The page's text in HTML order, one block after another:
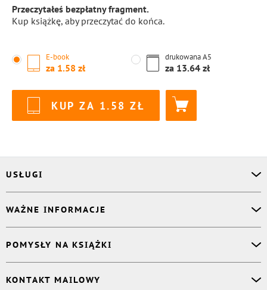
Przeczytałeś bezpłatny fragment.
Kup książkę, aby przeczytać do końca.
E-book
za 1.58
drukowanaA5
za 13.64
KUP ZA 1.58
USŁUGI
Korektor
Projektant okładki
Druk Twojej książki
Publikacja
WAŻNE INFORMACJE
Książki Ridero
Pomoc
Polityka prywatności
POMYSŁY NA KSIĄŻKI
Dzienniczek malucha
KONTAKT MAILOWY